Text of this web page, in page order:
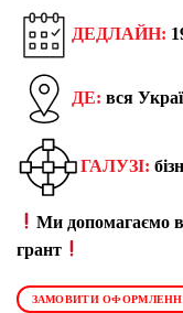
ДЕДЛАЙН:
ДЕ: вся
ГАЛУЗІ:
Ми допомагаємо в
грант
ЗАМОВИТИ